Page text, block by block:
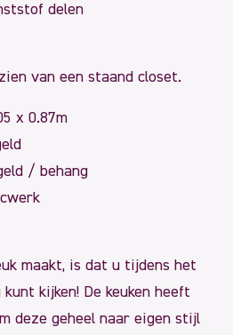
delen
van een staand closet.
x 0.87m
/ behang
maakt, is dat u tijdens het
kijken! De keuken heeft
deze geheel naar eigen stijl